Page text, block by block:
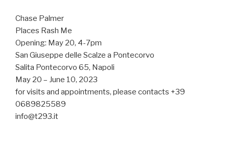
Chase Palmer
Places Rash Me
Opening: May 20, 4-7pm
San Giuseppe delle Scalze a Pontecorvo
Salita Pontecorvo 65, Napoli
May 20 – June 10, 2023
for visits and appointments, please contacts +39
0689825589
info@t293.it